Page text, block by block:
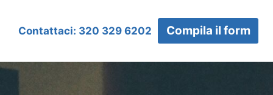
Contattaci: 320 329 6202 Compila il form